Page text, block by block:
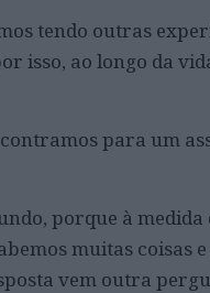
tendo outras
isso, ao longo da
para um
porque à
muitas coisas
vem outra